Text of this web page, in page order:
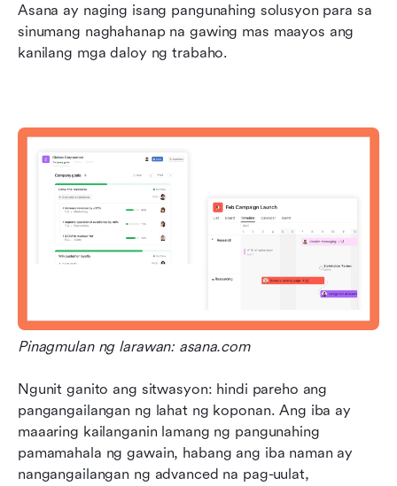
Asana ay naging isang pangunahing solusyon para sa
sinumang naghahanap na gawing mas maayos ang
kanilang mga daloy ng trabaho.
Pinagmulan ng larawan: asana.com
Ngunit ganito ang sitwasyon: hindi pareho ang
pangangailangan ng lahat ng koponan. Ang iba ay
maaaring kailanganin lamang ng pangunahing
pamamahala ng gawain, habang ang iba naman ay
nangangailangan ng advanced na pag-uulat,